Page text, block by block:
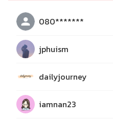
080*******
jphuism
dailyjourney
iamnan23